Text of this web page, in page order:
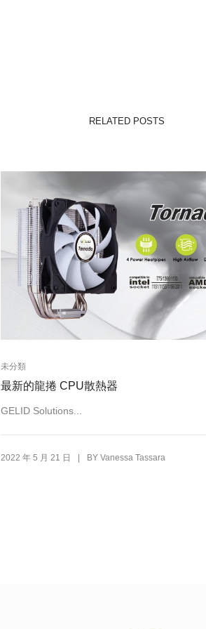
RELATED POSTS
未分類
最新的龍捲 CPU散熱器
GELID Solutions...
2022 年 5 月 21 日 | BY Vanessa Tassara